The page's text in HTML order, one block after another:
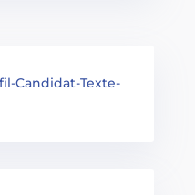
Candidat-Texte-